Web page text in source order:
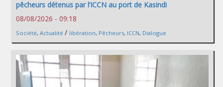
pêcheurs détenus par l’ICCN au port de Kasindi
08/08/2026 - 09:18
Société, Actualité / libération, Pêcheurs, ICCN, Dialogue